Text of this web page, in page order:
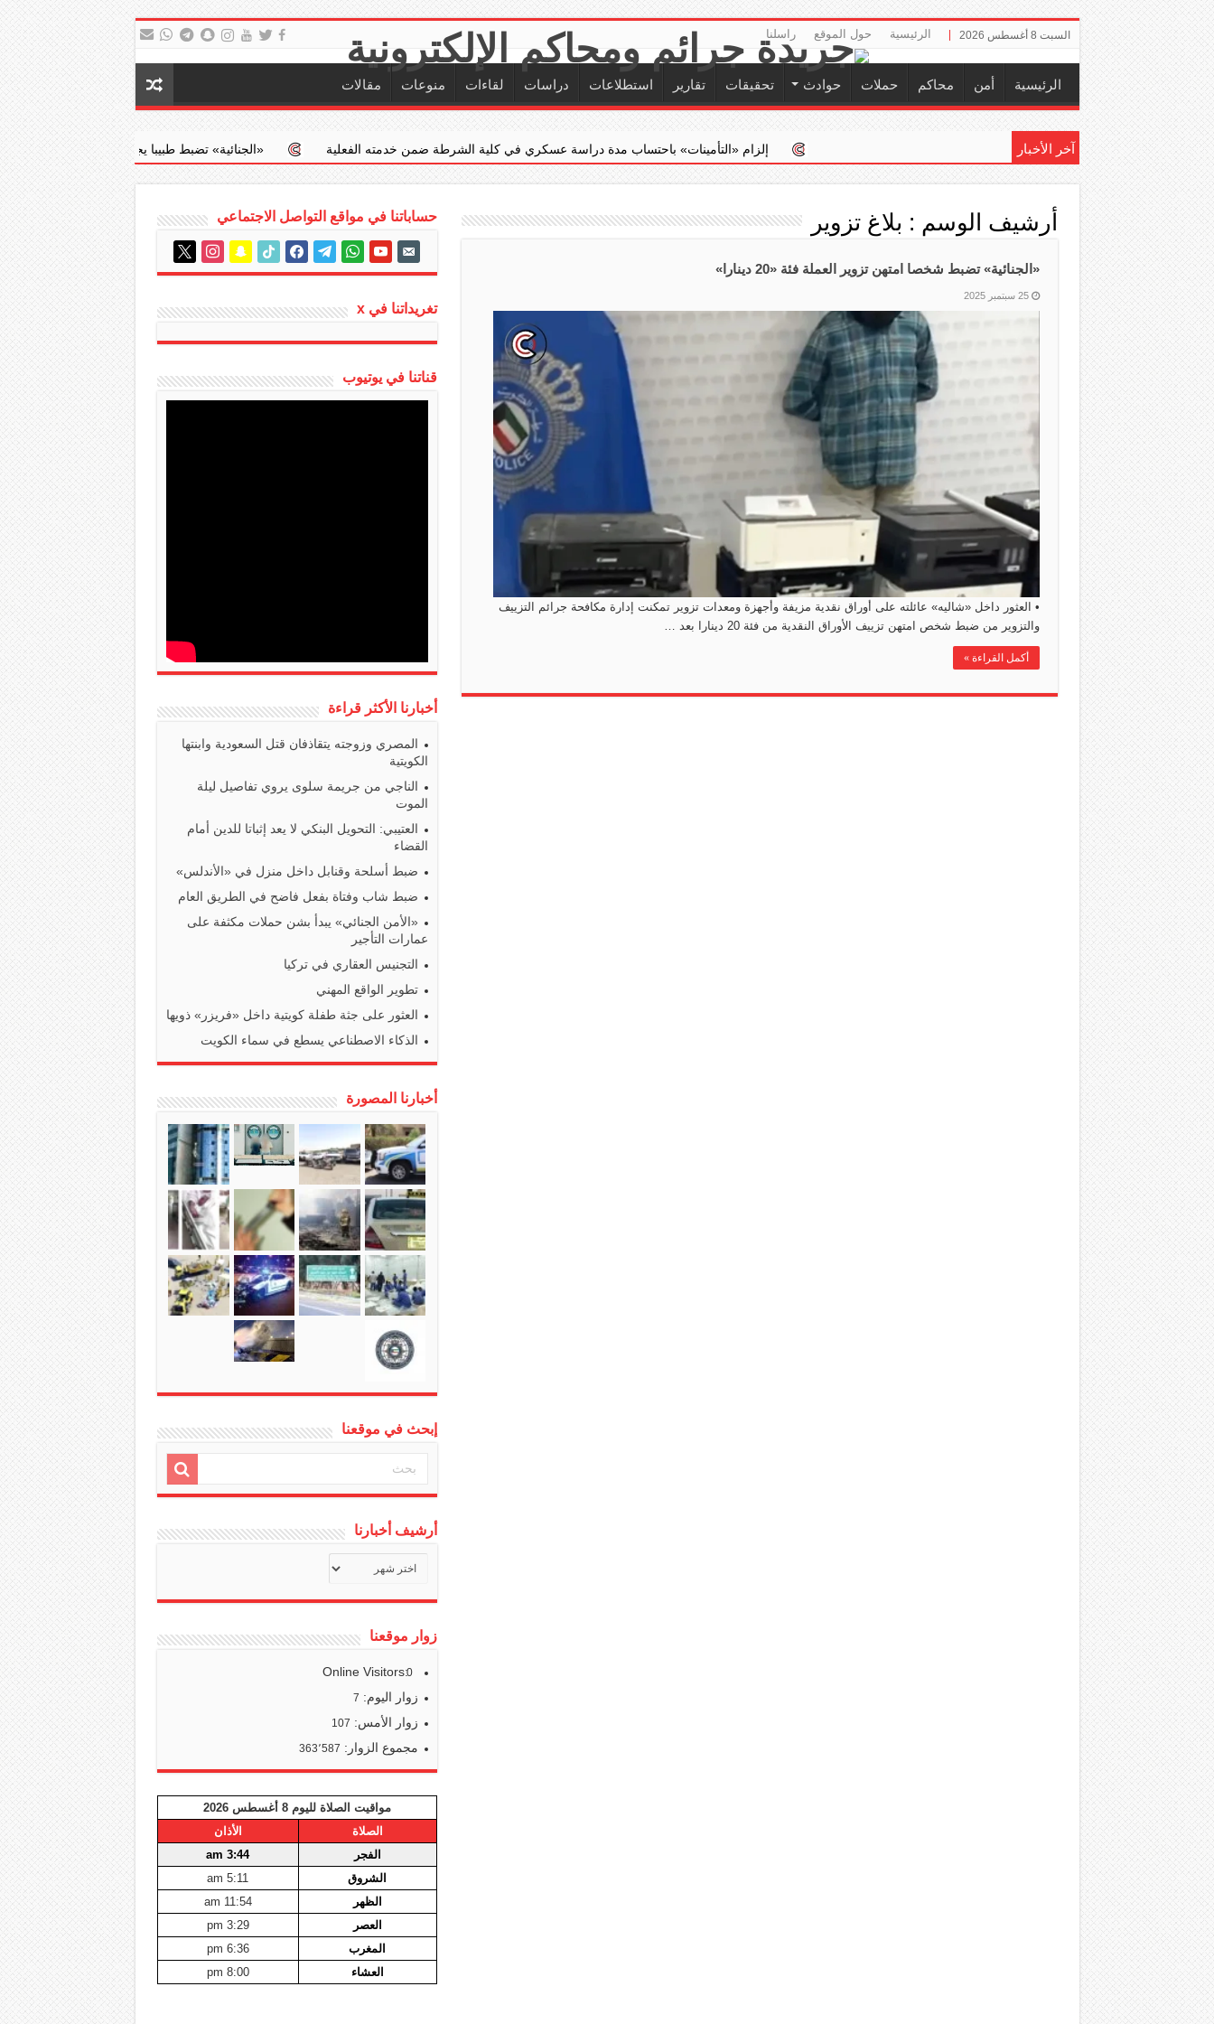
السبت 8 أغسطس 2026 الرئيسية حول الموقع راسلنا
الرئيسية أمن محاكم حملات حوادث تحقيقات تقارير استطلاعات دراسات لقاءات منوعات مقالات
آخر الأخبار إلزام ‏«التأمينات» باحتساب مدة دراسة عسكري في كلية الشرطة ضمن خدمته الفعلية ‏«الجنائية» تضبط طبيبا يجري عمليات إجهاض مخالفة مقابل مبالغ
أرشيف الوسم : بلاغ تزوير
‏«الجنائية»‏ تضبط شخصا امتهن تزوير العملة فئة «20 دينارا»
25 سبتمبر 2025
• العثور داخل ‏«شاليه»‏ عائلته على أوراق نقدية مزيفة وأجهزة ومعدات تزوير تمكنت إدارة مكافحة جرائم التزييف
والتزوير من ضبط شخص امتهن تزييف الأوراق النقدية من فئة 20 دينارا بعد …
أكمل القراءة »
حساباتنا في مواقع التواصل الاجتماعي
email-
alt
youtube
whatsapp
telegram
facebook
tiktok
snapchat
instagram
x
تغريداتنا في x
قناتنا في يوتيوب
أخبارنا الأكثر قراءة
المصري وزوجته يتقاذفان قتل السعودية وابنتها
الكويتية
الناجي من جريمة سلوى يروي تفاصيل ليلة
الموت
العتيبي: التحويل البنكي لا يعد إثباتا للدين أمام
القضاء
ضبط أسلحة وقنابل داخل منزل في «الأندلس»
ضبط شاب وفتاة بفعل فاضح في الطريق العام
«الأمن الجنائي» يبدأ بشن حملات مكثفة على
عمارات التأجير
التجنيس العقاري في تركيا
تطوير الواقع المهني
العثور على جثة طفلة كويتية داخل «فريزر» ذويها
الذكاء الاصطناعي يسطع في سماء الكويت
أخبارنا المصورة
إبحث في موقعنا
أرشيف أخبارنا
أخبارنا
زوار موقعنا
Online Visitors:
0
زوار اليوم: 7
زوار الأمس: 107
مجموع الزوار: 363٬587
مواقيت الصلاة لليوم 8 أغسطس 2026
الصلاة
الأذان
الفجر
3:44 am
الشروق
5:11 am
الظهر
11:54 am
العصر
3:29 pm
المغرب
6:36 pm
العشاء
8:00 pm